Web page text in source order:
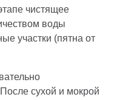
чистящее
воды
участки (пятна от
сухой и мокрой